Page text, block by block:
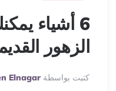
6 أشياء
الزهور
Posted
By
كتبت بواسطة Elnagar